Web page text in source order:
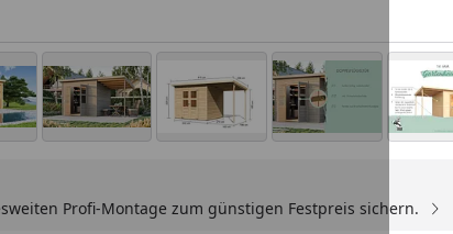
Profi-Montage zum günstigen Festpreis sichern.